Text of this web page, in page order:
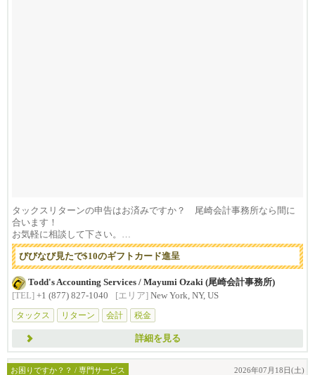
タックスリターンの申告はお済みですか？ 尾崎会計事務所なら間に
合います！
お気軽に相談して下さい。
... びびなび見たで$10のギフトカード進呈
Todd's Accounting Services / Mayumi Ozaki (尾崎会計事務所)
[TEL] +1 (877) 827-1040 [エリア] New York, NY, US
タックス
リターン 会計 税金
詳細を見る
お困りですか？？ / 専門サービス 2026年07月18日(土)